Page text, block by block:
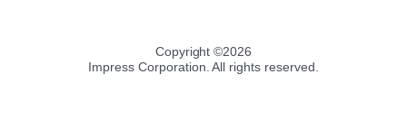
Copyright ©2026
Impress Corporation. All rights reserved.